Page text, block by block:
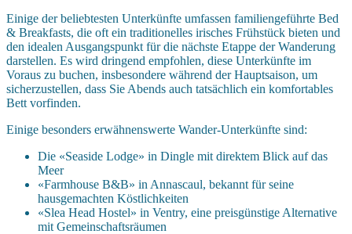
Einige der beliebtesten Unterkünfte umfassen familiengeführte Bed
& Breakfasts, die oft ein traditionelles irisches Frühstück bieten und
den idealen Ausgangspunkt für die nächste Etappe der Wanderung
darstellen. Es wird dringend empfohlen, diese Unterkünfte im
Voraus zu buchen, insbesondere während der Hauptsaison, um
sicherzustellen, dass Sie Abends auch tatsächlich ein komfortables
Bett vorfinden.
Einige besonders erwähnenswerte Wander-Unterkünfte sind:
Die «Seaside Lodge» in Dingle mit direktem Blick auf das
Meer
«Farmhouse B&B» in Annascaul, bekannt für seine
hausgemachten Köstlichkeiten
«Slea Head Hostel» in Ventry, eine preisgünstige Alternative
mit Gemeinschaftsräumen